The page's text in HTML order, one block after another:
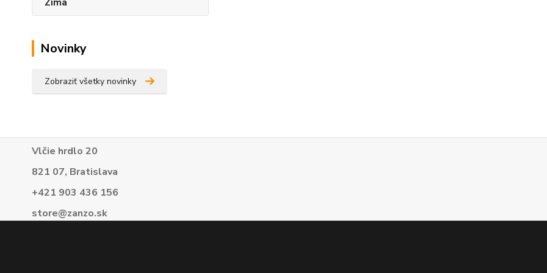
Zima
Novinky
Zobraziť všetky novinky
Vlčie hrdlo 20
821 07, Bratislava
+421 903 436 156
store@zanzo.sk